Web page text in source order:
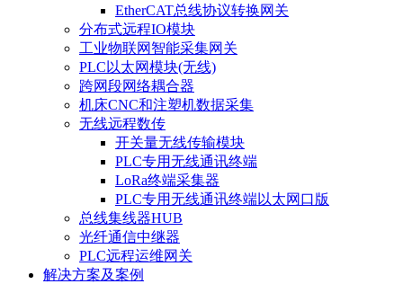
EtherCAT总线协议转换网关
分布式远程IO模块
工业物联网智能采集网关
PLC以太网模块(无线)
跨网段网络耦合器
机床CNC和注塑机数据采集
无线远程数传
开关量无线传输模块
PLC专用无线通讯终端
LoRa终端采集器
PLC专用无线通讯终端以太网口版
总线集线器HUB
光纤通信中继器
PLC远程运维网关
解决方案及案例